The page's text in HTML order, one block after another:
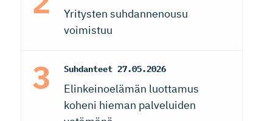
Yritysten suhdannenousu
voimistuu
Suhdanteet 27.05.2026
Elinkeinoelämän luottamus
koheni hieman palveluiden